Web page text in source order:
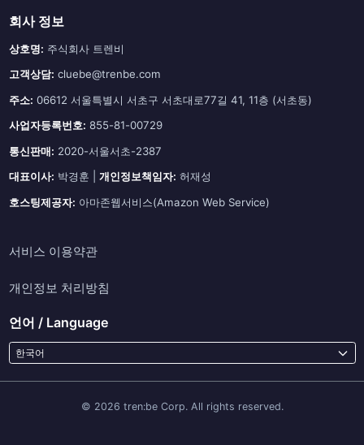
회사 정보
상호명: 주식회사 트렌비
고객상담: cluebe@trenbe.com
주소: 06612 서울특별시 서초구 서초대로77길 41, 11층 (서초동)
사업자등록번호: 855-81-00729
통신판매: 2020-서울서초-2387
대표이사: 박경훈 | 개인정보책임자: 허재성
호스팅제공자: 아마존웹서비스(Amazon Web Service)
서비스 이용약관
개인정보 처리방침
언어 / Language
한국어
© 2026 tren:be Corp. All rights reserved.